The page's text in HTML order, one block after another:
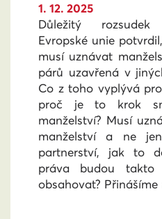
1. 12. 2025
Důležitý
Evropské unie
musí uznávat
párů uzavřená v
Co z toho vyplývá
proč je to krok
manželství? Musí
manželství a ne jen
partnerství, jak to
práva budou takto
obsahovat?